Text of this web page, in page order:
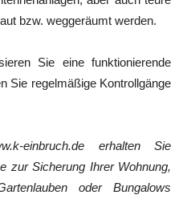
bzw. weggeräumt werden.
Sie eine funktionierende
Sie regelmäßige Kontrollgänge
einbruch.de erhalten Sie
zur Sicherung Ihrer Wohnung,
oder Bungalows